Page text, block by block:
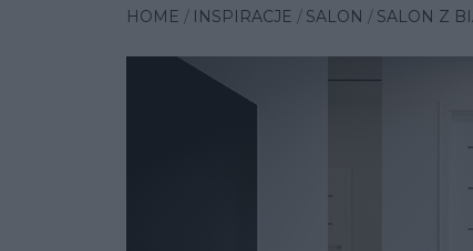
HOME INSPIRACJE SALON SALON Z